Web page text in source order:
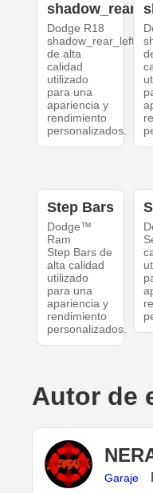
Dodge R18
shadow_rear_left
de alta
calidad
utilizado
para una
apariencia y
rendimiento
personalizados.
Step Bars
Dodge™
Ram
Step Bars de
alta calidad
utilizado
para una
apariencia y
rendimiento
personalizados.
Autor de
Garaje